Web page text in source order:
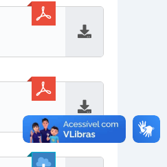
Baixar